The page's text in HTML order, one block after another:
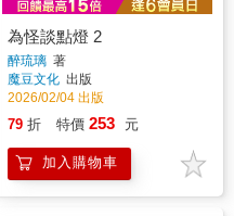
為怪談點燈 2
醉琉璃 著
魔豆文化 出版
2026/02/04 出版
79 折 特價 253 元
加入購物車